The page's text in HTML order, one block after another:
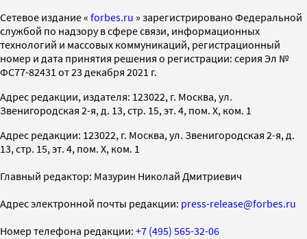
Cетевое издание « forbes.ru » зарегистрировано Федеральной
службой по надзору в сфере связи, информационных
технологий и массовых коммуникаций, регистрационный
номер и дата принятия решения о регистрации: серия Эл №
ФС77-82431 от 23 декабря 2021 г.
Адрес редакции, издателя: 123022, г. Москва, ул.
Звенигородская 2-я, д. 13, стр. 15, эт. 4, пом. X, ком. 1
Адрес редакции: 123022, г. Москва, ул. Звенигородская 2-я, д.
13, стр. 15, эт. 4, пом. X, ком. 1
Главный редактор: Мазурин Николай Дмитриевич
Адрес электронной почты редакции: press-release@forbes.ru
Номер телефона редакции: +7 (495) 565-32-06